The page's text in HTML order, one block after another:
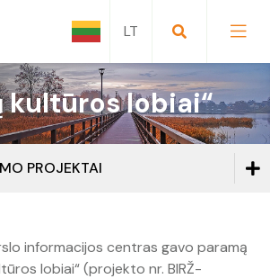
apie Biržus
istorinė atmintis
vietos
ir ekskursijos
kultūros lobiai“
PROJEKTAI
informacijos centras gavo paramą
lobiai“ (projekto nr. BIRŽ-